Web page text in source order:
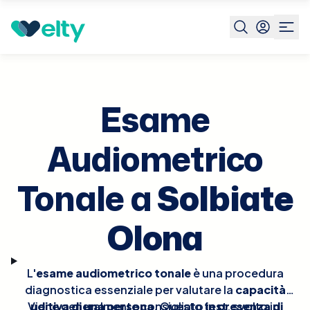
Prenota visita Esame Audiometrico Tonale Solbiate
Esame
Audiometrico
Tonale aSolbiate
Olona
L'esame audiometrico tonaleè una procedura
diagnostica essenziale per valutare la capacità
uditiva di una persona. Questo test, svolto in
Viene generalmente consigliatoin presenza di